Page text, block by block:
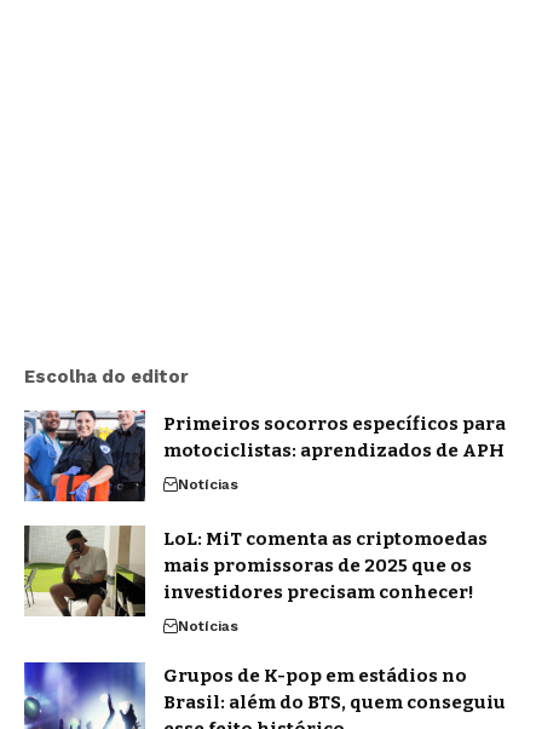
Escolha do editor
Primeiros socorros específicos para
motociclistas: aprendizados de APH
Notícias
LoL: MiT comenta as criptomoedas
mais promissoras de 2025 que os
investidores precisam conhecer!
Notícias
Grupos de K-pop em estádios no
Brasil: além do BTS, quem conseguiu